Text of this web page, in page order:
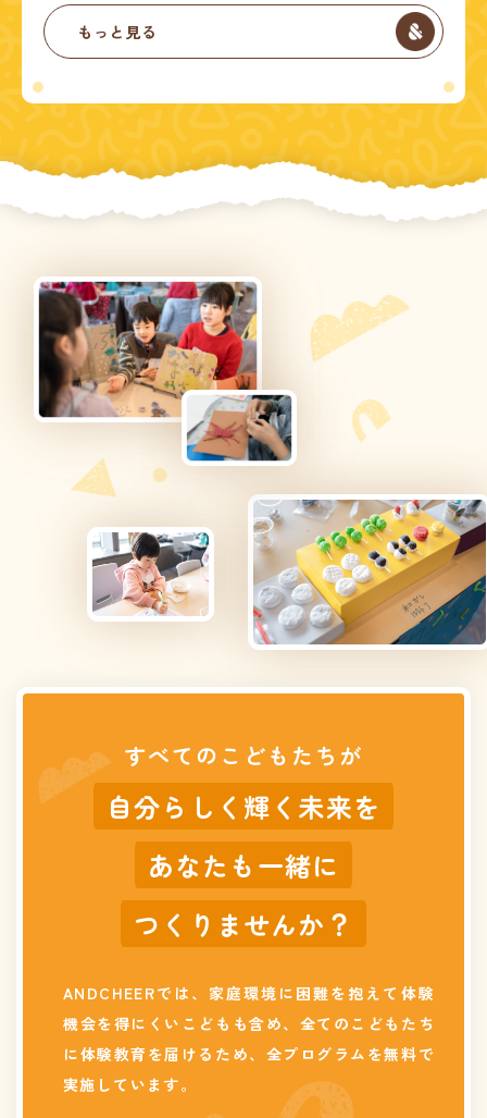
もっと見る
すべてのこどもたちが
自分らしく輝く未来を
あなたも一緒に
つくりませんか？
ANDCHEERでは、家庭環境に困難を抱えて体験
機会を得にくいこどもも含め、全てのこどもたち
に体験教育を届けるため、全プログラムを無料で
実施しています。